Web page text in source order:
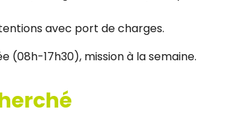
avec port de charges.
(08h-17h30), mission à la semaine.